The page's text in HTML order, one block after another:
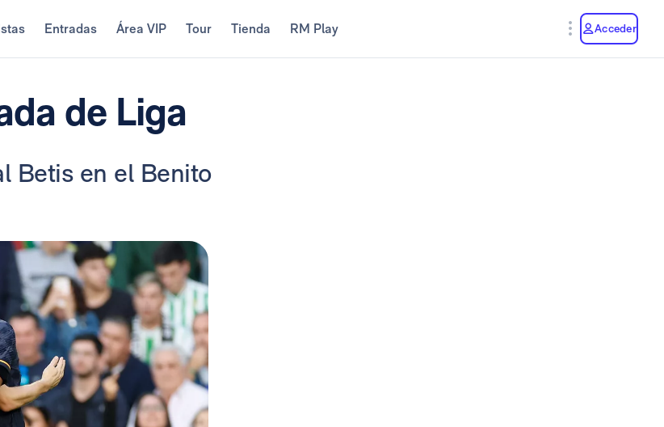
Entradas Área VIP Tour Tienda RM Play Acceder
de Liga
Betis en el Benito